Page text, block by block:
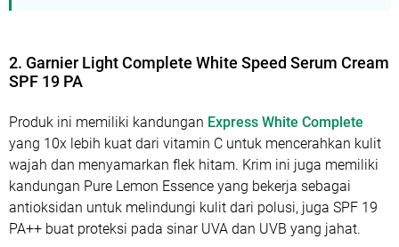
2. Garnier Light Complete White Speed Serum Cream
SPF 19 PA
Produk ini memiliki kandungan Express White Complete
yang 10x lebih kuat dari vitamin C untuk mencerahkan kulit
wajah dan menyamarkan flek hitam. Krim ini juga memiliki
kandungan Pure Lemon Essence yang bekerja sebagai
antioksidan untuk melindungi kulit dari polusi, juga SPF 19
PA++ buat proteksi pada sinar UVA dan UVB yang jahat.